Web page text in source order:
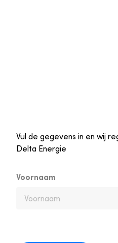
Vul de gegevens in en wij
Delta Energie
Voornaam